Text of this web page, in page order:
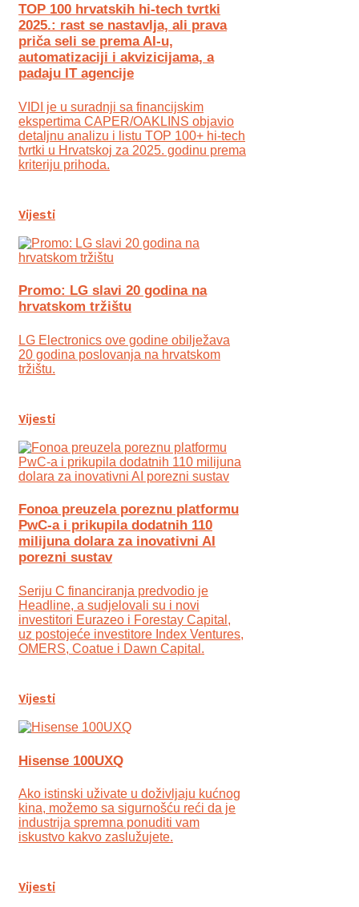
TOP 100 hrvatskih hi-tech tvrtki
2025.: rast se nastavlja, ali prava
priča seli se prema AI-u,
automatizaciji i akvizicijama, a
padaju IT agencije
VIDI je u suradnji sa financijskim
ekspertima CAPER/OAKLINS objavio
detaljnu analizu i listu TOP 100+ hi-tech
tvrtki u Hrvatskoj za 2025. godinu prema
kriteriju prihoda.
Vijesti
Promo: LG slavi 20 godina na
hrvatskom tržištu
LG Electronics ove godine obilježava
20 godina poslovanja na hrvatskom
tržištu.
Vijesti
Fonoa preuzela poreznu platformu
PwC-a i prikupila dodatnih 110
milijuna dolara za inovativni AI
porezni sustav
Seriju C financiranja predvodio je
Headline, a sudjelovali su i novi
investitori Eurazeo i Forestay Capital,
uz postojeće investitore Index Ventures,
OMERS, Coatue i Dawn Capital.
Vijesti
Hisense 100UXQ
Ako istinski uživate u doživljaju kućnog
kina, možemo sa sigurnošću reći da je
industrija spremna ponuditi vam
iskustvo kakvo zaslužujete.
Vijesti